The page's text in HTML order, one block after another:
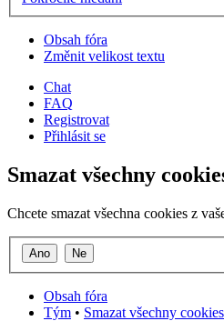
Obsah fóra
Změnit velikost textu
Chat
FAQ
Registrovat
Přihlásit se
Smazat všechny
Chcete smazat všechna cookies z
Obsah fóra
Tým • Smazat všechny